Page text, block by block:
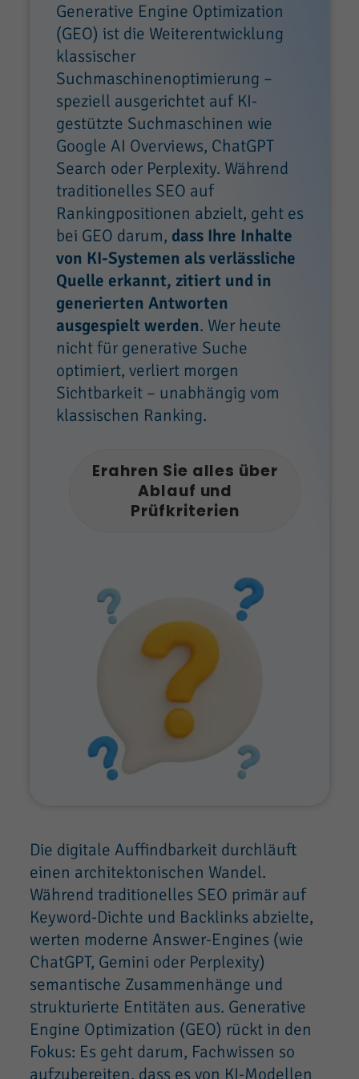
Generative Engine Optimization
(GEO) ist die Weiterentwicklung
klassischer
Suchmaschinenoptimierung –
speziell ausgerichtet auf KI-
gestützte Suchmaschinen wie
Google AI Overviews, ChatGPT
Search oder Perplexity. Während
traditionelles SEO auf
Rankingpositionen abzielt, geht es
bei GEO darum, dass Ihre Inhalte
von KI-Systemen als verlässliche
Quelle erkannt, zitiert und in
generierten Antworten
ausgespielt werden. Wer heute
nicht für generative Suche
optimiert, verliert morgen
Sichtbarkeit – unabhängig vom
klassischen Ranking.
Erahren Sie alles über
Ablauf und
Prüfkriterien
Die digitale Auffindbarkeit durchläuft
einen architektonischen Wandel.
Während traditionelles SEO primär auf
Keyword-Dichte und Backlinks abzielte,
werten moderne Answer-Engines (wie
ChatGPT, Gemini oder Perplexity)
semantische Zusammenhänge und
strukturierte Entitäten aus. Generative
Engine Optimization (GEO) rückt in den
Fokus: Es geht darum, Fachwissen so
aufzubereiten, dass es von KI-Modellen